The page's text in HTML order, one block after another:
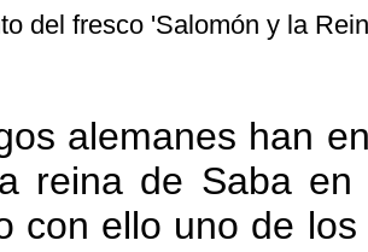
del fresco 'Salomón y la
alemanes han
reina de Saba
con ello uno de